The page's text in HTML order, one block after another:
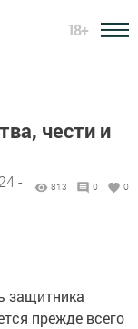
18+
чести и
-
813 0 0
защитника
прежде всего